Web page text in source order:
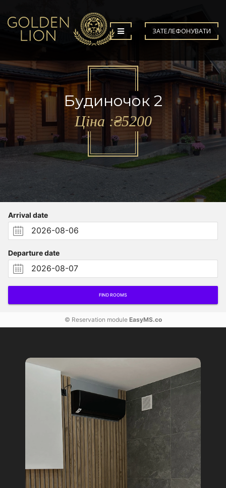
ЗАТЕЛЕФОНУВАТИ
Будиночок 2
Ціна :₴5200
Arrival date
Departure date
FIND ROOMS
© Reservation module EasyMS.co